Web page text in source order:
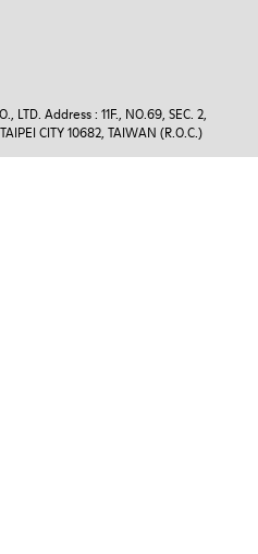
LTD. Address : 11F., NO.69, SEC. 2,
CITY 10682, TAIWAN (R.O.C.)